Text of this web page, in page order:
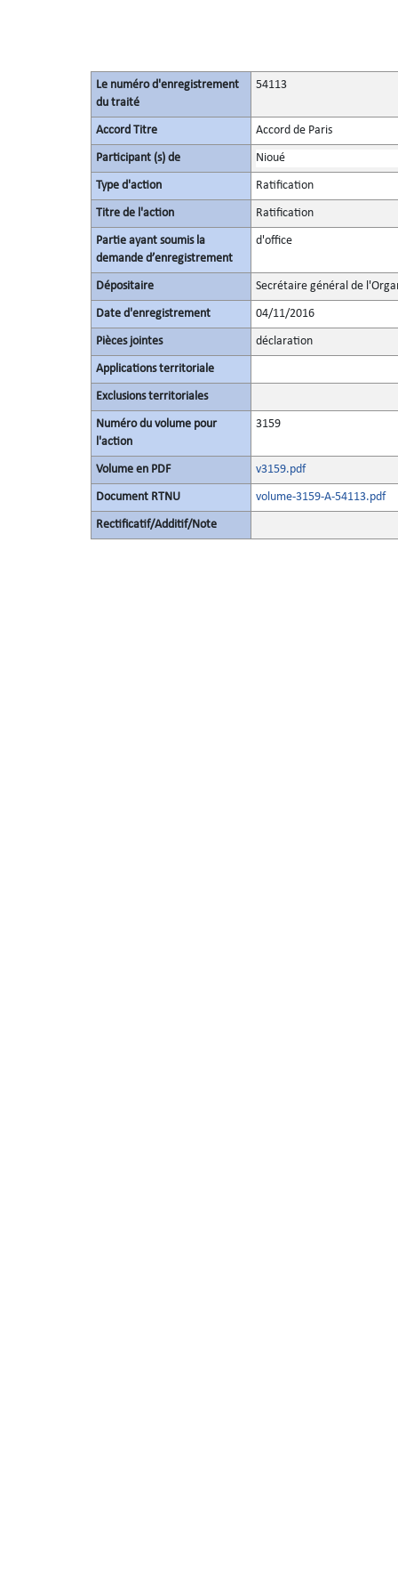
Le numéro d'enregistrement
du traité
54113
Accord Titre Accord de Paris
Participant (s) de Nioué
Type d'action Ratification
Titre de l'action Ratification
Partie ayant soumis la
demande d’enregistrement
d'office
Dépositaire Secrétaire général de
Date d'enregistrement 04/11/2016
Pièces jointes déclaration
Applications territoriale
Exclusions territoriales
Numéro du volume pour
l'action
3159
Volume en PDF v3159.pdf
Document RTNU volume-3159-A-54113.pdf
Rectificatif/Additif/Note